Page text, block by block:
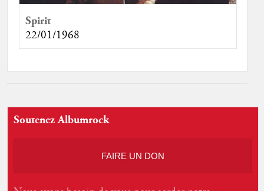
Spirit
22/01/1968
Soutenez Albumrock
FAIRE UN DON